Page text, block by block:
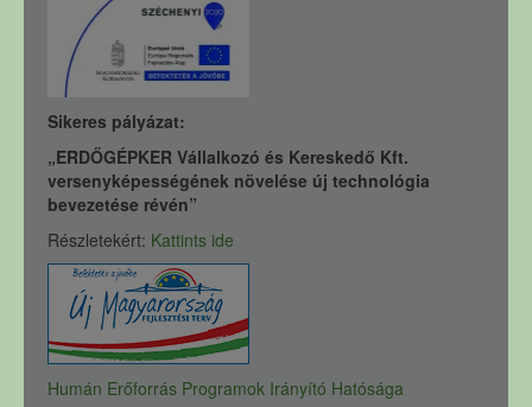
Sikeres pályázat:
„ERDŐGÉPKER Vállalkozó és Kereskedő Kft.
versenyképességének növelése új technológia
bevezetése révén”
Részletekért: Kattints ide
Humán Erőforrás Programok Irányító Hatósága